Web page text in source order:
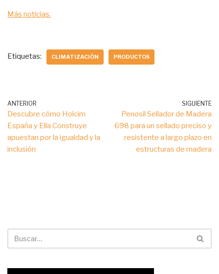
Más noticias.
Etiquetas: CLIMATIZACIÓN PRODUCTOS
ANTERIOR
Descubre cómo Holcim
España y Ella Construye
apuestan por la igualdad y la
inclusión
SIGUIENTE
Penosil Sellador de Madera
698 para un sellado preciso y
resistente a largo plazo en
estructuras de madera